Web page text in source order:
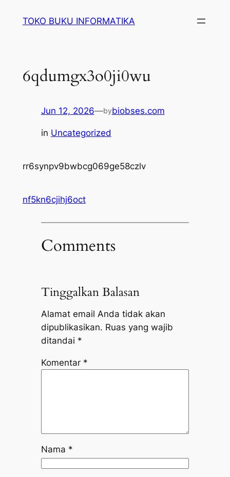
TOKO BUKU INFORMATIKA
6qdumgx3o0ji0wu
Jun 12, 2026—bybiobses.com
in Uncategorized
rr6synpv9bwbcg069ge58czlv
nf5kn6cjihj6oct
Comments
Tinggalkan Balasan
Alamat email Anda tidak akan
dipublikasikan. Ruas yang wajib
ditandai *
Komentar *
Nama *